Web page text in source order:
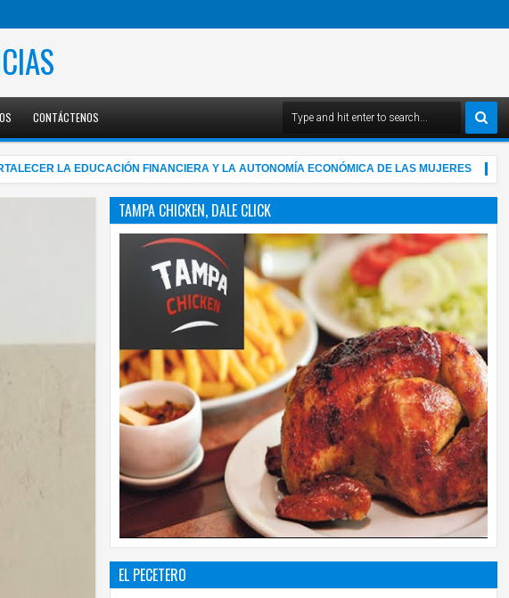
CONTÁCTENOS
LA EDUCACIÓN FINANCIERA Y LA AUTONOMÍA ECONÓMICA DE LAS MUJERES 4:03 AM
05 Aug
2026
TAMPA CHICKEN, DALE CLICK
EL PECETERO